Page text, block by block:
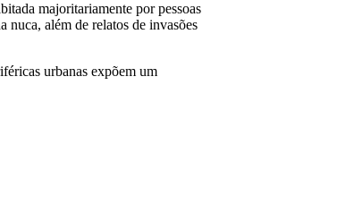
majoritariamente por pessoas
nuca, além de relatos de invasões
urbanas expõem um